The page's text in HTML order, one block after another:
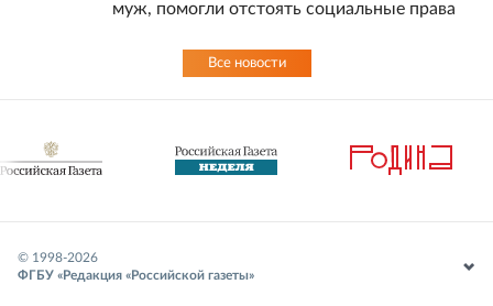
муж, помогли отстоять социальные права
Все новости
© 1998-2026
ФГБУ «Редакция «Российской газеты»